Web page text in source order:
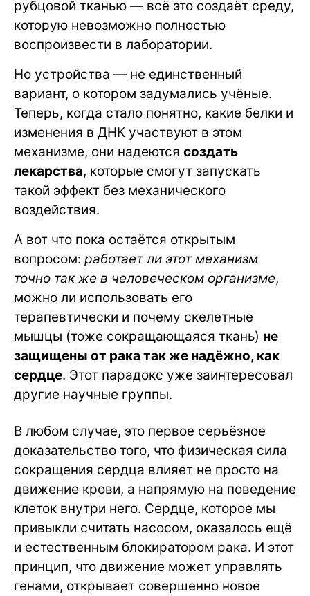
рубцовой тканью — всё это создаёт среду,
которую невозможно полностью
воспроизвести в лаборатории.
Но устройства — не единственный
вариант, о котором задумались учёные.
Теперь, когда стало понятно, какие белки и
изменения в ДНК участвуют в этом
механизме, они надеются создать
лекарства, которые смогут запускать
такой эффект без механического
воздействия.
А вот что пока остаётся открытым
вопросом: работает ли этот механизм
точно так же в человеческом организме,
можно ли использовать его
терапевтически и почему скелетные
мышцы (тоже сокращающаяся ткань) не
защищены от рака так же надёжно, как
сердце. Этот парадокс уже заинтересовал
другие научные группы.
В любом случае, это первое серьёзное
доказательство того, что физическая сила
сокращения сердца влияет не просто на
движение крови, а напрямую на поведение
клеток внутри него. Сердце, которое мы
привыкли считать насосом, оказалось ещё
и естественным блокиратором рака. И этот
принцип, что движение может управлять
генами, открывает совершенно новое